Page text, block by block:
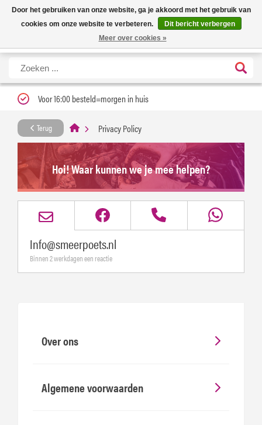
Nieuwe levertijd: 1 tot 3 werkdagen | Nu 25% korting op gehele assortiment
Carfume met kortingscode ''verfrissend''
X
Voor 16:00 besteld=morgen in huis
Terug Privacy Policy
Hoi! Waar kunnen we je mee helpen?
Info@smeerpoets.nl
Binnen 2 werkdagen een reactie
Over ons
Algemene voorwaarden
Door het gebruiken van onze website, ga je akkoord met het gebruik van
cookies om onze website te verbeteren.
Dit bericht verbergen
Meer over cookies »